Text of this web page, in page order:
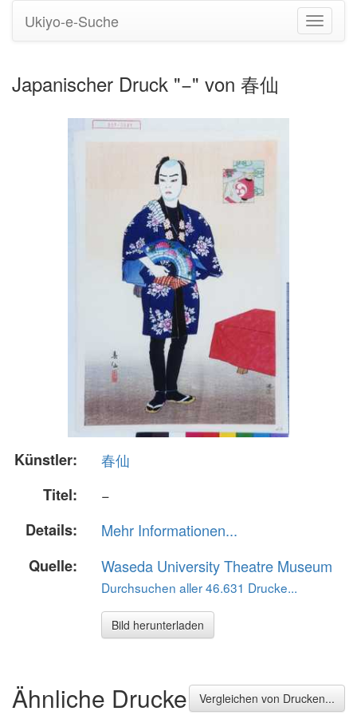
Ukiyo-e-Suche
Japanischer Druck "−" von 春仙
Künstler:
春仙
Titel:
−
Details:
Mehr Informationen...
Quelle:
Waseda University Theatre Museum
Durchsuchen aller 46.631 Drucke...
Bild herunterladen
Ähnliche Drucke Vergleichen von Drucken...